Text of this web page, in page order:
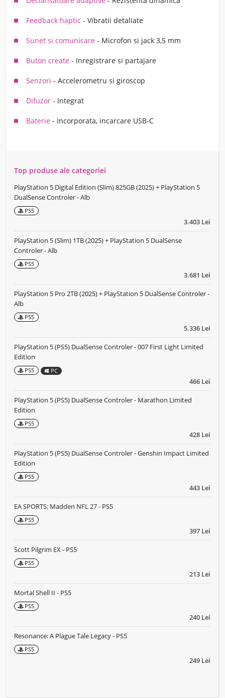
Feedback haptic - Vibratii detaliate
Sunet si comunicare - Microfon si jack 3,5 mm
Buton create - Inregistrare si partajare
Senzori - Accelerometru si giroscop
Difuzor - Integrat
Baterie - Incorporata, incarcare USB-C
Top produse ale categoriei
3.403 Lei
PlayStation 5 Digital Edition (Slim) 825GB (2025) + PlayStation 5
DualSense Controler - Alb
PS5
3.681 Lei
PlayStation 5 (Slim) 1TB (2025) + PlayStation 5 DualSense
Controler - Alb
PS5
5.336 Lei
PlayStation 5 Pro 2TB (2025) + PlayStation 5 DualSense Controler -
Alb
PS5
466 Lei
PlayStation 5 (PS5) DualSense Controler - 007 First Light Limited
Edition
PS5 PC
428 Lei
PlayStation 5 (PS5) DualSense Controler - Marathon Limited
Edition
PS5
443 Lei
PlayStation 5 (PS5) DualSense Controler - Genshin Impact Limited
Edition
PS5
397 Lei
EA SPORTS: Madden NFL 27 - PS5
PS5
213 Lei
Scott Pilgrim EX - PS5
PS5
240 Lei
Mortal Shell II - PS5
PS5
249 Lei
Resonance: A Plague Tale Legacy - PS5
PS5